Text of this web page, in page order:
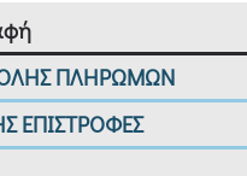
ΠΛΗΡΩΜΩΝ
ΕΠΙΣΤΡΟΦΕΣ